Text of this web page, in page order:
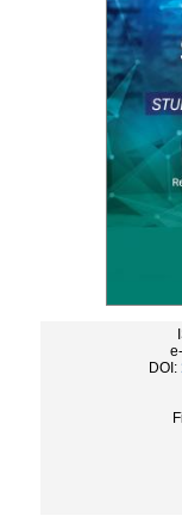
DOI: